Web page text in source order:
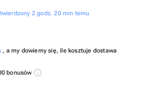
2 godz. 20 min temu
, a my dowiemy się, ile kosztuje dostawa
bonusów